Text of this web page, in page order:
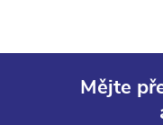
Mějte